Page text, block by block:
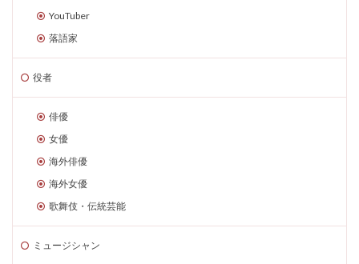
YouTuber
落語家
役者
俳優
女優
海外俳優
海外女優
歌舞伎・伝統芸能
ミュージシャン